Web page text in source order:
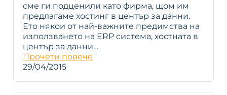
сме ги подценили като фирма, щом им
предлагаме хостинг в център за данни.
Ето някои от най-важните предимства на
използването на ERP система, хостната в
център за данни…
Прочети повече
29/04/2015